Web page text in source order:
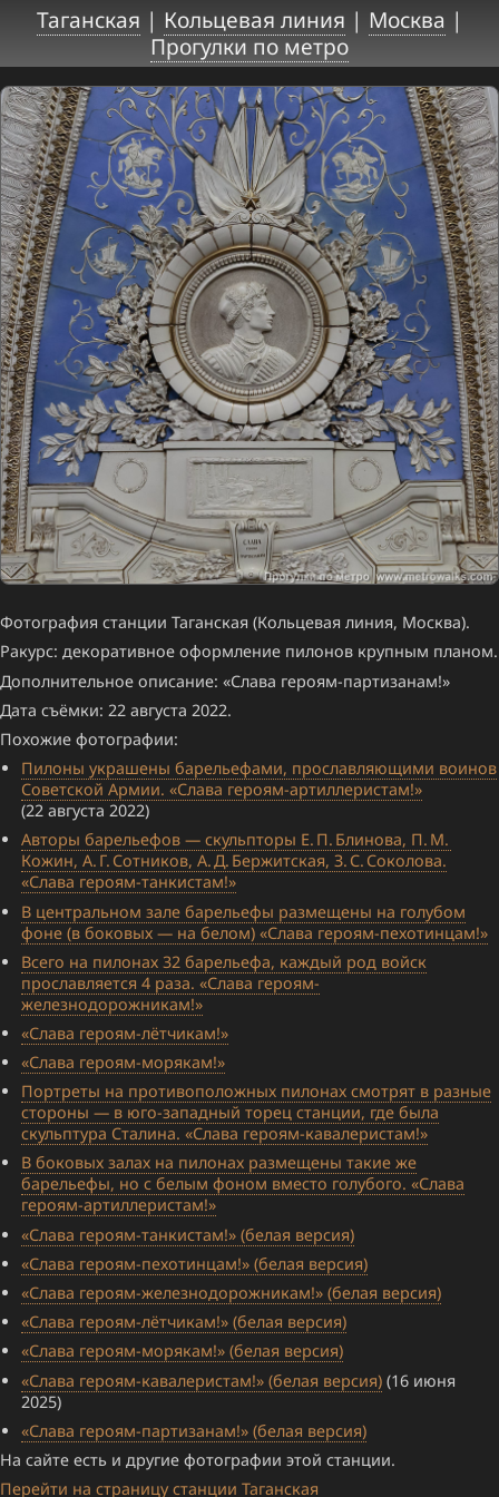
Таганская | Кольцевая линия | Москва |
Прогулки по метро
Фотография станции Таганская (Кольцевая линия, Москва).
Ракурс: декоративное оформление пилонов крупным планом.
Дополнительное описание: «Слава героям-партизанам!»
Дата съёмки: 22 августа 2022.
Похожие фотографии:
Пилоны украшены барельефами, прославляющими воинов
Советской Армии. «Слава героям-артиллеристам!»
(22 августа 2022)
Авторы барельефов — скульпторы Е. П. Блинова, П. М.
Кожин, А. Г. Сотников, А. Д. Бержитская, З. С. Соколова.
«Слава героям-танкистам!»
В центральном зале барельефы размещены на голубом
фоне (в боковых — на белом) «Слава героям-пехотинцам!»
Всего на пилонах 32 барельефа, каждый род войск
прославляется 4 раза. «Слава героям-
железнодорожникам!»
«Слава героям-лётчикам!»
«Слава героям-морякам!»
Портреты на противоположных пилонах смотрят в разные
стороны — в юго-западный торец станции, где была
скульптура Сталина. «Слава героям-кавалеристам!»
В боковых залах на пилонах размещены такие же
барельефы, но с белым фоном вместо голубого. «Слава
героям-артиллеристам!»
«Слава героям-танкистам!» (белая версия)
«Слава героям-пехотинцам!» (белая версия)
«Слава героям-железнодорожникам!» (белая версия)
«Слава героям-лётчикам!» (белая версия)
«Слава героям-морякам!» (белая версия)
«Слава героям-кавалеристам!» (белая версия) (16 июня
2025)
«Слава героям-партизанам!» (белая версия)
На сайте есть и другие фотографии этой станции.
Перейти на страницу станции Таганская